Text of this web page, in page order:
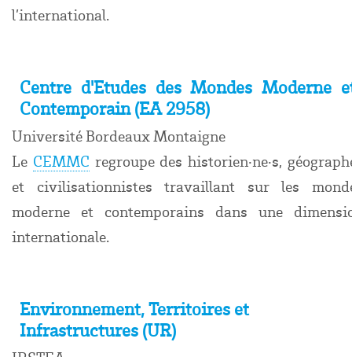
l’international.
Centre d'Etudes des Mondes Moderne
Contemporain (EA 2958)
Université Bordeaux Montaigne
Le CEMMC regroupe des historien·ne·s,
et civilisationnistes travaillant sur les
moderne et contemporains dans une
internationale.
Environnement, Territoires et
Infrastructures (UR)